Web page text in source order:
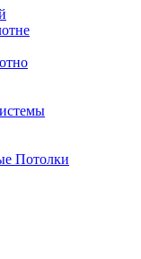
Потолки